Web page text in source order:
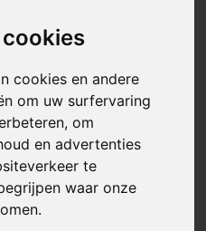
cookies en andere
om uw surfervaring
om
en advertenties
te
waar onze